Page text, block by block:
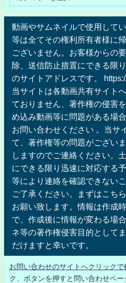
動画やサムネイルで使用して
等は全てその権利所有者様に
ございません。お客様からの
除、送信防止措置にできる限
のサイトアドレスです。
当サイトは各動画共有サイト
ておりません、著作権の侵害
め込み動画等に問題がある場
お問い合わせください 。当サ
て、著作権等の問題がござい
しますのでご連絡ください。
にできる限り迅速に対応する
等により連絡を確認できない
ご了承ください。まずはこち
お願い致します。情報は作成
で、作成後に情報が変わる場
ネ等の著作権侵害目的として
だけますと幸いです。
お問い合わせのサイトへクリックで
ク、ボタンを押すと問い合わせペー